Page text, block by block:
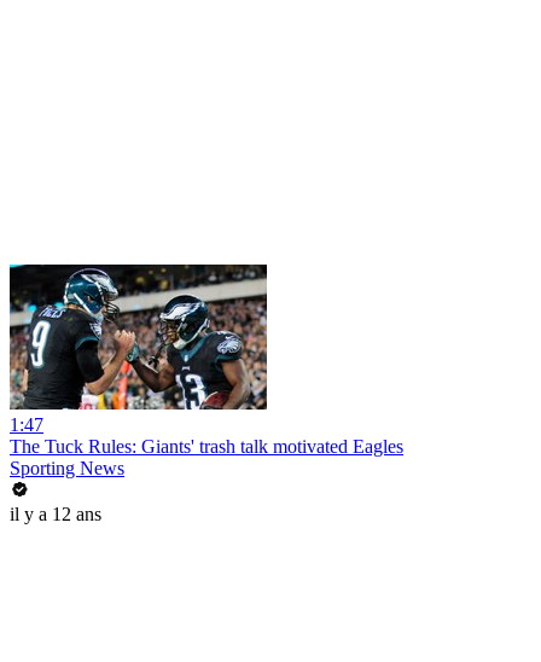
1:47
The Tuck Rules: Giants' trash talk motivated Eagles
Sporting News
il y a 12 ans